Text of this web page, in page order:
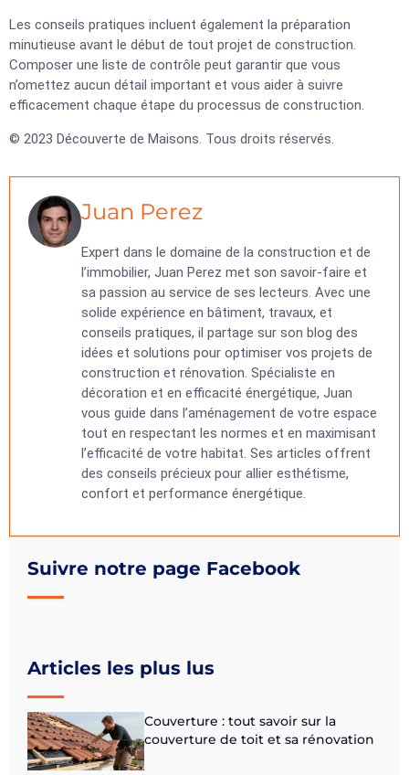
Suivre notre page Facebook
Articles les plus lus
Couverture : tout savoir sur la
couverture de toit et sa rénovation
Les conseils pratiques incluent également la préparation
minutieuse avant le début de tout projet de construction.
Composer une liste de contrôle peut garantir que vous
n’omettez aucun détail important et vous aider à suivre
efficacement chaque étape du processus de construction.
© 2023 Découverte de Maisons. Tous droits réservés.
Juan Perez
Expert dans le domaine de la construction et de
l’immobilier, Juan Perez met son savoir-faire et
sa passion au service de ses lecteurs. Avec une
solide expérience en bâtiment, travaux, et
conseils pratiques, il partage sur son blog des
idées et solutions pour optimiser vos projets de
construction et rénovation. Spécialiste en
décoration et en efficacité énergétique, Juan
vous guide dans l’aménagement de votre espace
tout en respectant les normes et en maximisant
l’efficacité de votre habitat. Ses articles offrent
des conseils précieux pour allier esthétisme,
confort et performance énergétique.